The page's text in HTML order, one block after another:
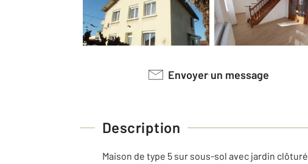
Envoyer un message
Description
Maison de type 5 sur sous-sol avec jardin